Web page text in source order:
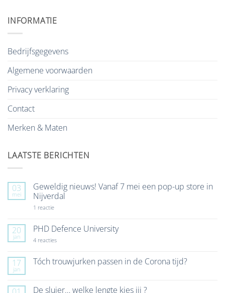
INFORMATIE
Bedrijfsgegevens
Algemene voorwaarden
Privacy verklaring
Contact
Merken & Maten
LAATSTE BERICHTEN
03
mei
Geweldig nieuws! Vanaf 7 mei een pop-up store in
Nijverdal
1 reactieop
Vanaf
7
mei
up
store
20
jan
PHD Defence University
4 reactiesop
University
17
jan
Tóch trouwjurken passen in de Corona tijd?
Tóch
De sluier… welke lengte kies jij ?